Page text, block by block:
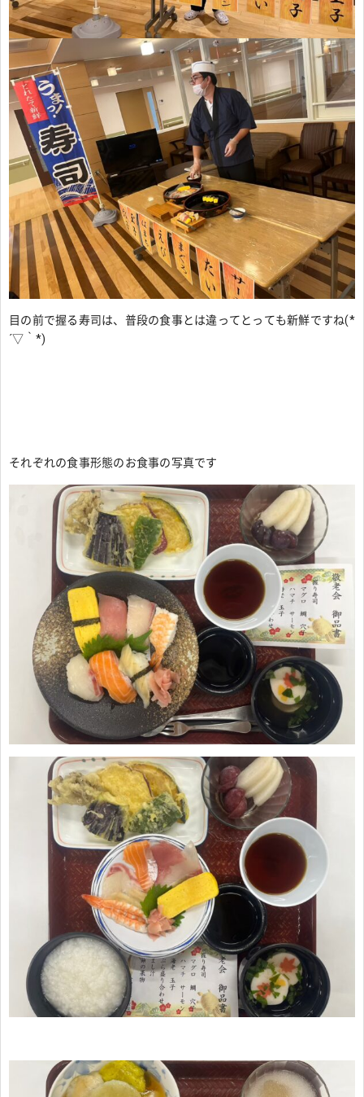
目の前で握る寿司は、普段の食事とは違ってとっても新鮮ですね(*
´▽｀*)
それぞれの食事形態のお食事の写真です